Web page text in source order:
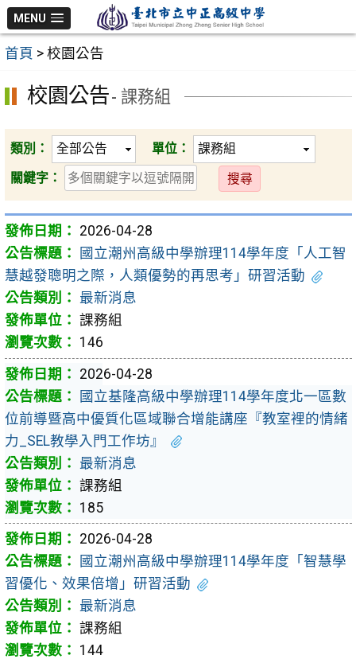
跳
至
主
區
MENU
首頁 > 校園公告
校園公告- 課務組
類別：
單位：
關鍵字：
送
出
2026-04-28
國立潮州高級中學辦理114學年度「人工智
慧越發聰明之際，人類優勢的再思考」研習活動
最新消息
課務組
146
2026-04-28
國立基隆高級中學辦理114學年度北一區數
位前導暨高中優質化區域聯合增能講座『教室裡的情緒
力_SEL教學入門工作坊』
最新消息
課務組
185
2026-04-28
國立潮州高級中學辦理114學年度「智慧學
習優化、效果倍增」研習活動
最新消息
課務組
144